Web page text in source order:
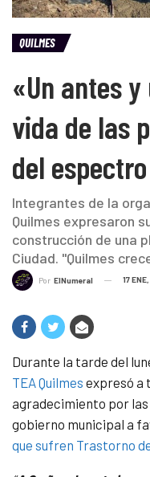
QUILMES
«Un antes
vida de las
del
Integrantes de la
Quilmes expresaron
construcción de una
Ciudad. "Quilmes
Por ElNumeral 17
Durante la tarde del
TEA Quilmes expresó a
agradecimiento por
gobierno municipal a
que sufren Trastorno